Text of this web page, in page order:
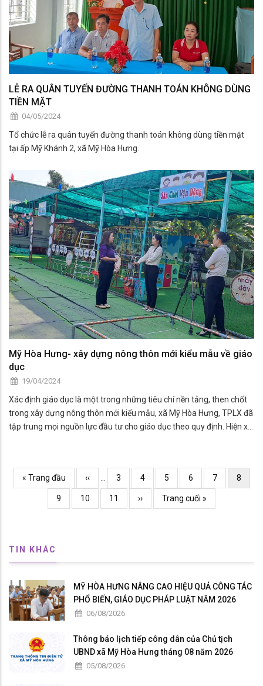
LỄ RA QUÂN TUYẾN ĐƯỜNG THANH TOÁN KHÔNG DÙNG
TIỀN MẶT
04/05/2024
Tổ chức lễ ra quân tuyến đường thanh toán không dùng tiền mặt
tại ấp Mỹ Khánh 2, xã Mỹ Hòa Hưng.
Mỹ Hòa Hưng- xây dựng nông thôn mới kiểu mẫu về giáo
dục
19/04/2024
Xác định giáo dục là một trong những tiêu chí nền tảng, then chốt
trong xây dựng nông thôn mới kiểu mẫu, xã Mỹ Hòa Hưng, TPLX đã
tập trung mọi nguồn lực đầu tư cho giáo dục theo quy định. Hiện xã
giáo dục.
Pagination
Trang
đầu
« Trang đầu
Previous
page
‹‹ … Page
3 Page
4 Page
5 Page
6 Page
7
page
8
Page
9 Page
10 Page
11
Trang
kế
››
Trang
cuối
Trang cuối »
TIN KHÁC
MỸ HÒA HƯNG NÂNG CAO HIỆU QUẢ CÔNG TÁC
PHỔ BIẾN, GIÁO DỤC PHÁP LUẬT NĂM 2026
06/08/2026
Thông báo lịch tiếp công dân của Chủ tịch
UBND xã Mỹ Hòa Hưng tháng 08 năm 2026
05/08/2026